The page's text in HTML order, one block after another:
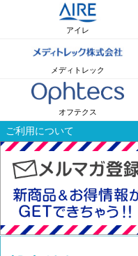
アイレ
メディトレック
オフテクス
ご利用について